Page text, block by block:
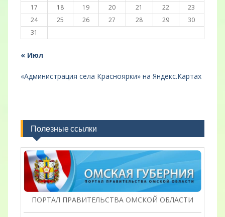
17
18 19 20 21 22
23
24
25 26 27 28 29
30
31
« Июл
«Администрация села Красноярки» на Яндекс.Картах
Полезные ссылки
ПОРТАЛ ПРАВИТЕЛЬСТВА ОМСКОЙ ОБЛАСТИ